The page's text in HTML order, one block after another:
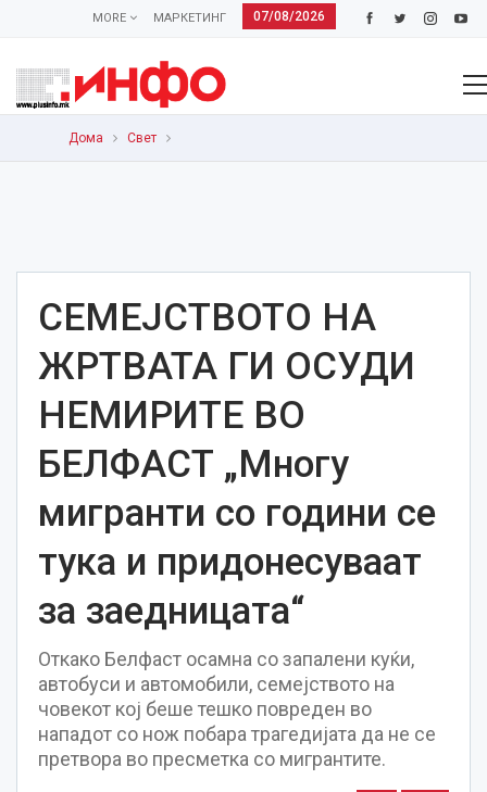
07/08/2026
МАРКЕТИНГ
MORE
Дома Свет
СЕМЕЈСТВОТО НА
ЖРТВАТА ГИ ОСУДИ
НЕМИРИТЕ ВО
БЕЛФАСТ „Mногу
мигранти со години се
тука и придонесуваат
за заедницата“
Откако Белфаст осамна со запалени куќи,
автобуси и автомобили, семејството на
човекот кој беше тешко повреден во
нападот со нож побара трагедијата да не се
претвора во пресметка со мигрантите.